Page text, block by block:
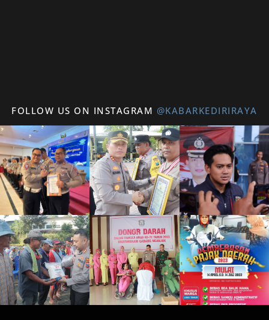
FOLLOW US ON INSTAGRAM @KABARKEDIRIRAYA